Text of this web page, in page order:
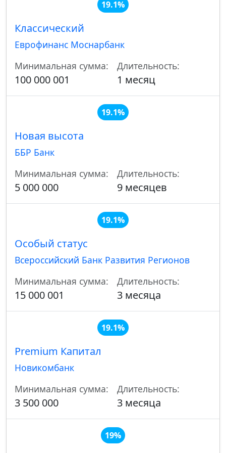
19.1%
Классический
Еврофинанс Моснарбанк
Минимальная сумма:
100 000 001
Длительность:
1 месяц
19.1%
Новая высота
ББР Банк
Минимальная сумма:
5 000 000
Длительность:
9 месяцев
19.1%
Особый статус
Всероссийский Банк Развития Регионов
Минимальная сумма:
15 000 001
Длительность:
3 месяца
19.1%
Premium Капитал
Новикомбанк
Минимальная сумма:
3 500 000
Длительность:
3 месяца
19%